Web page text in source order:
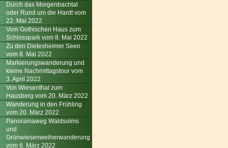
Durch das Morgenbachtal
oder Rund um die Hardt vom
22. Mai 2022
Vom Gothischen Haus zum
Schlosspark vom 8. Mai 2022
Zu den Dietesheimer Seen
vom 8. Mai 2022
Markierungswanderung und
kleine Nachmittagstour vom
3. April 2022
Von Wiesenthal zum
Hausberg vom 20. März 2022
Wanderung in den Frühling
vom 20. März 2022
Panoramaweg Waldsolms
und
Grünwiesenweiherwanderung
vom 6. März 2022